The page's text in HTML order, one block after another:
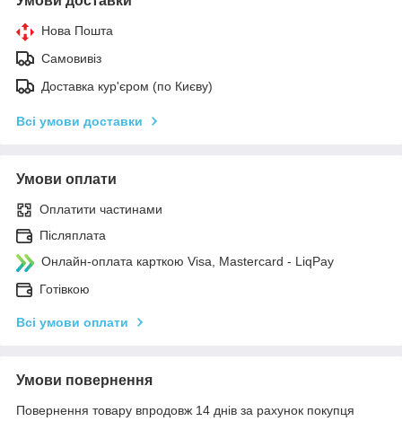
Нова Пошта
Самовивіз
Доставка кур'єром (по Києву)
Всі умови доставки
Умови оплати
Оплатити частинами
Післяплата
Онлайн-оплата карткою Visa, Mastercard - LiqPay
Готівкою
Всі умови оплати
Умови повернення
Повернення товару впродовж 14 днів за рахунок покупця